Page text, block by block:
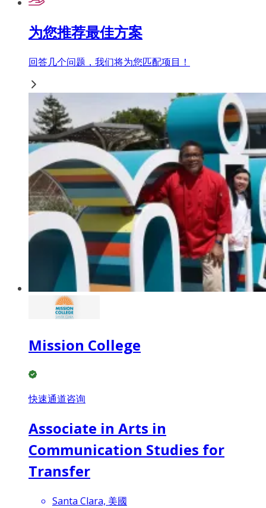
为您推荐最佳方案
回答几个问题，我们将为您匹配项目！
Mission College
快速通道咨询
Associate in Arts in
Communication Studies for
Transfer
Santa Clara, 美國